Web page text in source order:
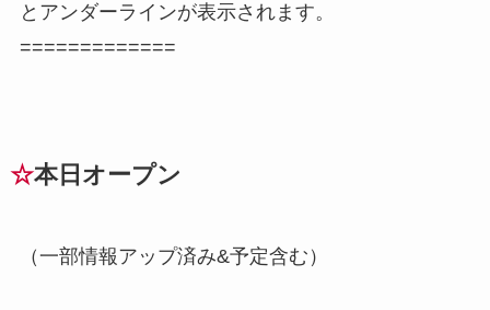
とアンダーラインが表示されます。
=============
☆本日オープン
（一部情報アップ済み&予定含む）